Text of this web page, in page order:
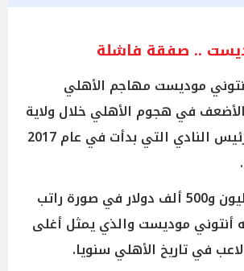
موديست مهاجم الأهلي
في هجوم الأهلي خلال ولاية
محمود الخطيب رئيس النادي التي بدأت في عام 2017
وأنفق الأهلي مليون و500 ألف دولار في صورة راتب
موديست والذي يمثل أغلى
في تاريخ الأهلي سنويا.